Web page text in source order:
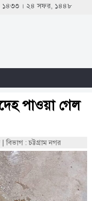
১৪৩৩ । ২৪ সফর, ১৪৪৮
পাওয়া গেল
|বিভাগ : চট্টগ্রাম নগর